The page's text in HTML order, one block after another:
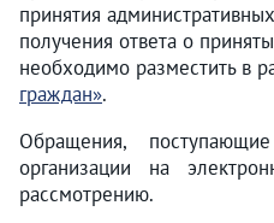
принятия
получения ответа о
необходимо разместить в
граждан».
Обращения,
организации на
рассмотрению.